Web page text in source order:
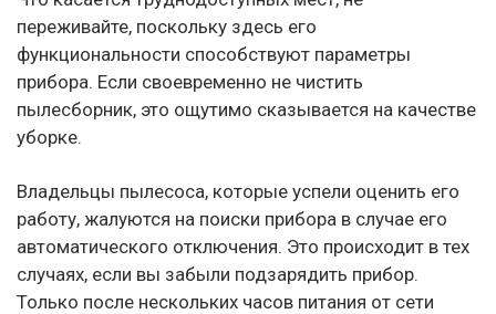
переживайте, поскольку здесь его
функциональности способствуют параметры
прибора. Если своевременно не чистить
пылесборник, это ощутимо сказывается на качестве
уборке.
Владельцы пылесоса, которые успели оценить его
работу, жалуются на поиски прибора в случае его
автоматического отключения. Это происходит в тех
случаях, если вы забыли подзарядить прибор.
Только после нескольких часов питания от сети